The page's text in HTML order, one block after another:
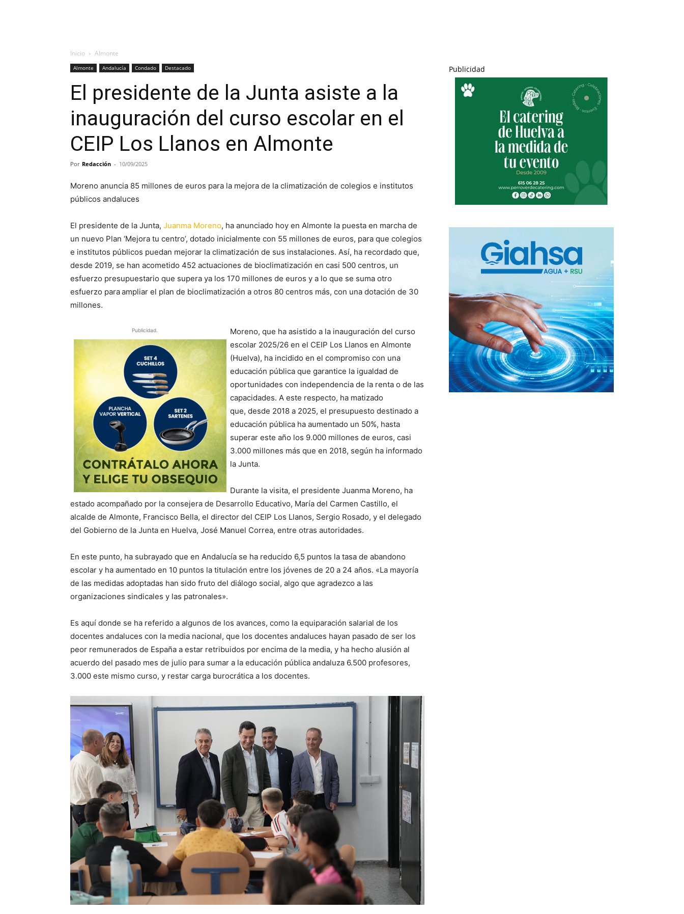
Inicio Almonte
Almonte Andalucía Condado Destacado
El presidente de la Junta asiste a la
inauguración del curso escolar en el
CEIP Los Llanos en Almonte
Por Redacción - 10/09/2025
Moreno anuncia 85 millones de euros para la mejora de la climatización de colegios e institutos
públicos andaluces
El presidente de la Junta, Juanma Moreno, ha anunciado hoy en Almonte la puesta en marcha de
un nuevo Plan ‘Mejora tu centro’, dotado inicialmente con 55 millones de euros, para que colegios
e institutos públicos puedan mejorar la climatización de sus instalaciones. Así, ha recordado que,
desde 2019, se han acometido 452 actuaciones de bioclimatización en casi 500 centros, un
esfuerzo presupuestario que supera ya los 170 millones de euros y a lo que se suma otro
esfuerzo paraampliar el plan de bioclimatización a otros 80 centros más, con una dotación de 30
millones.
Publicidad.
Moreno, que ha asistido a la inauguración del curso
escolar 2025/26 en el CEIP Los Llanos en Almonte
(Huelva), ha incidido en el compromiso con una
educación pública que garantice la igualdad de
oportunidades con independencia de la renta o de las
capacidades. A este respecto, ha matizado
que, desde 2018 a 2025, el presupuesto destinado a
educación pública ha aumentado un 50%, hasta
superar este año los 9.000 millones de euros, casi
3.000 millones más que en 2018, según ha informado
la Junta.
Durante la visita, el presidente Juanma Moreno, ha
estado acompañado por la consejera de Desarrollo Educativo, María del Carmen Castillo, el
alcalde de Almonte, Francisco Bella, el director del CEIP Los Llanos, Sergio Rosado, y el delegado
del Gobierno de la Junta en Huelva, José Manuel Correa, entre otras autoridades.
En este punto, ha subrayado que en Andalucía se ha reducido 6,5 puntos la tasa de abandono
escolar y ha aumentado en 10 puntos la titulación entre los jóvenes de 20 a 24 años. «La mayoría
de las medidas adoptadas han sido fruto del diálogo social, algo que agradezco a las
organizaciones sindicales y las patronales».
Es aquí donde se ha referido a algunos de los avances, como la equiparación salarial de los
docentes andaluces con la media nacional, que los docentes andaluces hayan pasado de ser los
peor remunerados de España a estar retribuidos por encima de la media, y ha hecho alusión al
acuerdo del pasado mes de julio para sumar a la educación pública andaluza 6.500 profesores,
3.000 este mismo curso, y restar carga burocrática a los docentes.
Publicidad